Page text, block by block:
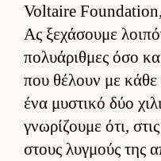
Voltaire
Ας ξεχάσουμε
πολυάριθ­μες όσο
που θέλουν με
ένα μυστικό δύο
γνωρίζουμε ότι,
στους λυγ­μούς της